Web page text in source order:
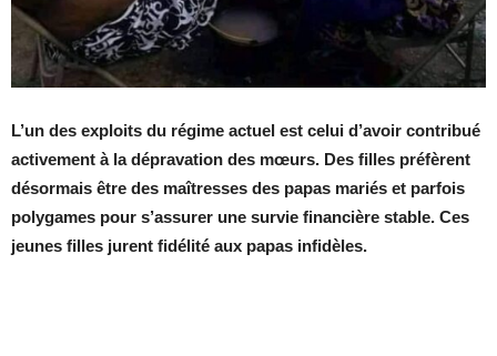
L’un des exploits du régime actuel est celui d’avoir contribué
activement à la dépravation des mœurs. Des filles préfèrent
désormais être des maîtresses des papas mariés et parfois
polygames pour s’assurer une survie financière stable. Ces
jeunes filles jurent fidélité aux papas infidèles.